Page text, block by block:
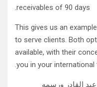
receivables of 90 days.
This gives us an
to serve clients. Both
available, with their
you in your international
القادر ورسمه